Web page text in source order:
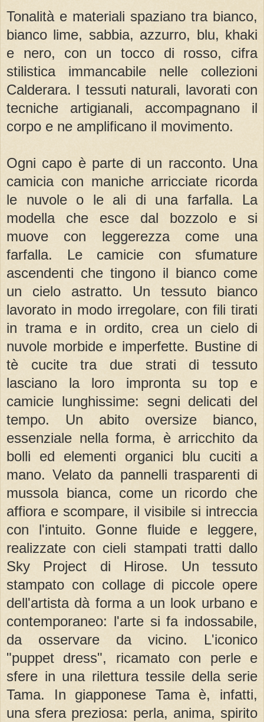
Tonalità e materiali spaziano tra bianco,
bianco lime, sabbia, azzurro, blu, khaki
e nero, con un tocco di rosso, cifra
stilistica immancabile nelle collezioni
Calderara. I tessuti naturali, lavorati con
tecniche artigianali, accompagnano il
corpo e ne amplificano il movimento.
Ogni capo è parte di un racconto. Una
camicia con maniche arricciate ricorda
le nuvole o le ali di una farfalla. La
modella che esce dal bozzolo e si
muove con leggerezza come una
farfalla. Le camicie con sfumature
ascendenti che tingono il bianco come
un cielo astratto. Un tessuto bianco
lavorato in modo irregolare, con fili tirati
in trama e in ordito, crea un cielo di
nuvole morbide e imperfette. Bustine di
tè cucite tra due strati di tessuto
lasciano la loro impronta su top e
camicie lunghissime: segni delicati del
tempo. Un abito oversize bianco,
essenziale nella forma, è arricchito da
bolli ed elementi organici blu cuciti a
mano. Velato da pannelli trasparenti di
mussola bianca, come un ricordo che
affiora e scompare, il visibile si intreccia
con l'intuito. Gonne fluide e leggere,
realizzate con cieli stampati tratti dallo
Sky Project di Hirose. Un tessuto
stampato con collage di piccole opere
dell'artista dà forma a un look urbano e
contemporaneo: l'arte si fa indossabile,
da osservare da vicino. L'iconico
"puppet dress", ricamato con perle e
sfere in una rilettura tessile della serie
Tama. In giapponese Tama è, infatti,
una sfera preziosa: perla, anima, spirito